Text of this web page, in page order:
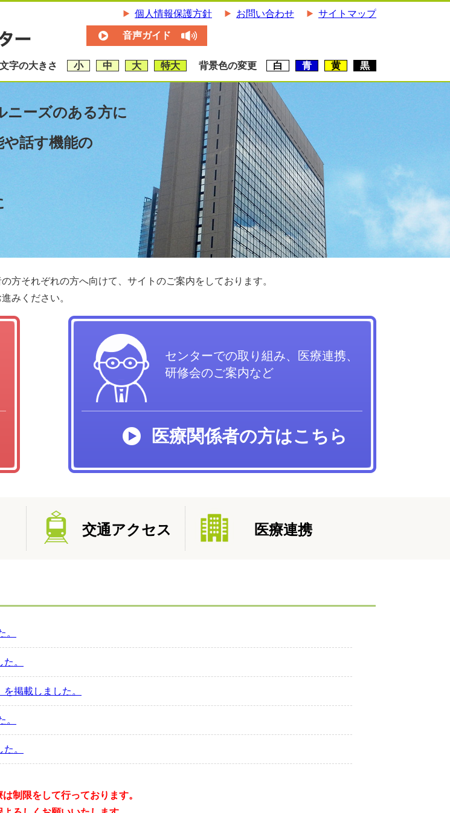
個人情報保護方針 お問い合わせ サイトマップ
音声ガイド
文字の大きさ 小 中 大 特大 背景色の変更 白 青 黄 黒
ニーズのある方に
話す機能の
方それぞれの方へ向けて、サイトのご案内をしております。
みください。
センターでの取り組み、医療連携、
研修会のご案内など
医療関係者の方はこちら
交通アクセス 医療連携
。
。
掲載しました。
。
。
制限をして行っております。